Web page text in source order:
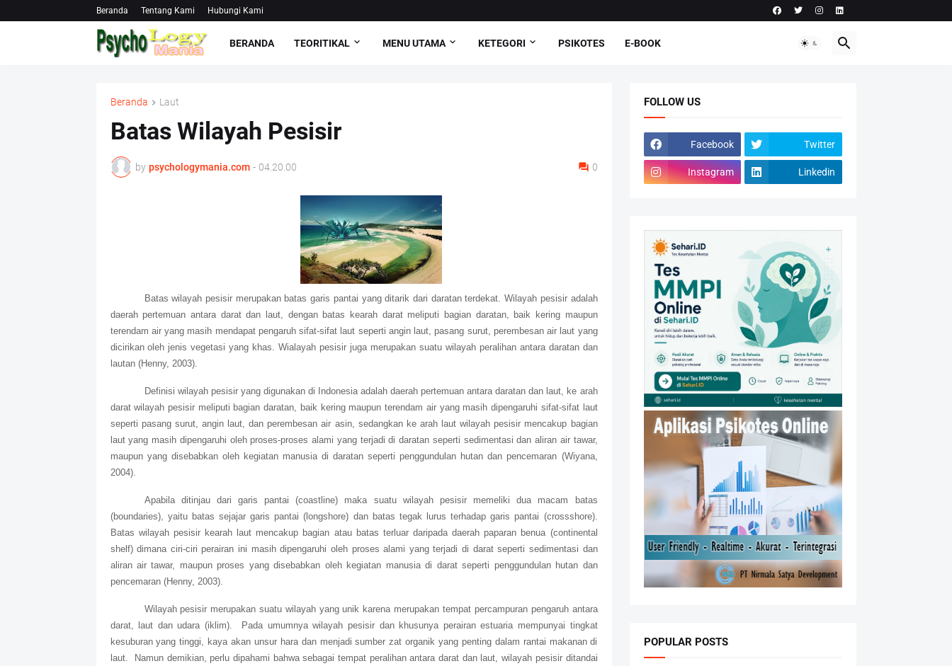
Beranda Tentang Kami Hubungi Kami
BERANDA TEORITIKAL MENU UTAMA KETEGORI PSIKOTES E-BOOK
Beranda Laut
Batas Wilayah Pesisir
by psychologymania.com - 04.20.00 0
Batas wilayah pesisir merupakan batas garis pantai yang ditarik dari daratan terdekat. Wilayah pesisir adalah
daerah pertemuan antara darat dan laut, dengan batas kearah darat meliputi bagian daratan, baik kering maupun
terendam air yang masih mendapat pengaruh sifat-sifat laut seperti angin laut, pasang surut, perembesan air laut yang
dicirikan oleh jenis vegetasi yang khas. Wialayah pesisir juga merupakan suatu wilayah peralihan antara daratan dan
lautan (Henny, 2003).
Definisi wilayah pesisir yang digunakan di Indonesia adalah daerah pertemuan antara daratan dan laut, ke arah
darat wilayah pesisir meliputi bagian daratan, baik kering maupun terendam air yang masih dipengaruhi sifat-sifat laut
seperti pasang surut, angin laut, dan perembesan air asin, sedangkan ke arah laut wilayah pesisir mencakup bagian
laut yang masih dipengaruhi oleh proses-proses alami yang terjadi di daratan seperti sedimentasi dan aliran air tawar,
maupun yang disebabkan oleh kegiatan manusia di daratan seperti penggundulan hutan dan pencemaran (Wiyana,
2004).
Apabila ditinjau dari garis pantai (coastline) maka suatu wilayah pesisir memeliki dua macam batas
(boundaries), yaitu batas sejajar garis pantai (longshore) dan batas tegak lurus terhadap garis pantai (crossshore).
Batas wilayah pesisir kearah laut mencakup bagian atau batas terluar daripada daerah paparan benua (continental
shelf) dimana ciri-ciri perairan ini masih dipengaruhi oleh proses alami yang terjadi di darat seperti sedimentasi dan
aliran air tawar, maupun proses yang disebabkan oleh kegiatan manusia di darat seperti penggundulan hutan dan
pencemaran (Henny, 2003).
Wilayah pesisir merupakan suatu wilayah yang unik karena merupakan tempat percampuran pengaruh antara
darat, laut dan udara (iklim).
Pada umumnya wilayah pesisir dan khusunya perairan estuaria mempunyai tingkat
kesuburan yang tinggi, kaya akan unsur hara dan menjadi sumber zat organik yang penting dalam rantai makanan di
laut.
Namun demikian, perlu dipahami bahwa sebagai tempat peralihan antara darat dan laut, wilayah pesisir ditandai
FOLLOW US
Facebook Twitter
Instagram Linkedin
POPULAR POSTS